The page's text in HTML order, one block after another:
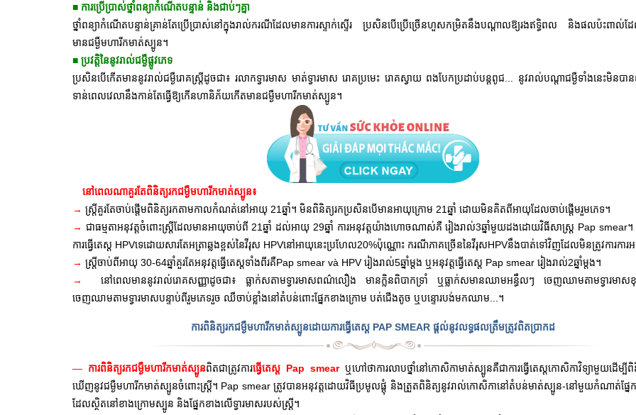
■ ការប្រើប្រាស់ថ្នាំពន្យាកំណើតបន្ទាន់ និងជាប់ៗគ្នា
ថ្នាំពន្យាកំណើតបន្ទាន់គ្រាន់តែប្រើប្រាស់នៅក្នុងរាល់ករណីដែលមានការស្ទាក់ស្ទើរ ប្រសិនបើប្រើច្រើនហួសកម្រិតនឹងបណ្តាលឱ្យរងឥទ្ធិពល និងផលប៉ះពាល់ដ
មានជម្ងឺមហារីកមាត់ស្បូន។
■ ប្រវត្តិនៃនូវរាល់ជម្ងឺផ្លូវភេទ
ប្រសិនបើកើតមាននូវរាល់ជម្ងឺរោគស្រ្តីដូចជា៖ រលាកទ្វារមាស មាត់ទ្វារមាស រោគប្រមេះ រោគស្វាយ ពងបែកប្រដាប់បន្តពូជ... នូវរាល់បណ្តាជម្ងឺទាំងនេះមិនបាន
ទាន់ពេលវេលានឹងកាន់តែធ្វើឱ្យកើនហានិភ័យកើតមានជម្ងឺមហារីកមាត់ស្បូន។
នៅពេលណាគួរតែពិនិត្យរកជម្ងឺមហារីកមាត់ស្បូន៖
→ ស្រ្តីគួរតែចាប់ផ្តើមពិនិត្យរកតាមកាលកំណត់នៅអាយុ 21ឆ្នាំ។ មិនពិនិត្យរកប្រសិនបើមានអាយុក្រោម 21ឆ្នាំ ដោយមិនគិតពីអាយុដែលចាប់ផ្តើមរួមភេទ។
→ ជាធម្មតាអនុវត្តចំពោះស្ត្រីដែលមានអាយុចាប់ពី 21ឆ្នាំ ដល់អាយុ 29ឆ្នាំ ការអនុវត្តយ៉ាងហោចណាស់គឺ រៀងរាល់3ឆ្នាំមួយដងដោយវិធីសាស្ត្រ Pap smear។
ការធ្វើតេស្ត HPVទេដោយសារតែអត្រាឆ្លងខ្ពស់នៃវីរុស HPVនៅអាយុនេះប្រហែល20%ប៉ុណ្ណោះ ករណីភាគច្រើននៃវីរុសHPVនឹងបាត់ទៅវិញដែលមិនត្រូវការការអ
→ ស្ត្រីចាប់ពីអាយុ 30-64ឆ្នាំគួរតែអនុវត្តធ្វើតេស្តទាំងពីរគឺPap smear và HPV រៀងរាល់5ឆ្នាំម្តង ឬអនុវត្តធ្វើតេស្ត Pap smear រៀងរាល់2ឆ្នាំម្តង។
→
នៅពេលមាននូវរាល់រោគសញ្ញាដូចជា៖ ធ្លាក់សតាមទ្វារមាសពណ៌លឿង មានក្លិនពិបាកទ្រាំ ឬធ្លាក់សមានឈាមអន្ធឹលៗ ចេញឈាមតាមទ្វារមាស
ចេញឈាមតាមទ្វារមាសបន្ទាប់ពីរួមភេទរួច ឈឺចាប់ខ្លាំងនៅតំបន់ពោះផ្នែកខាងក្រោម បត់ជើងតូច ឬបន្ទោរបង់មកឈាម...។
ការពិនិត្យរកជម្ងឺមហារីកមាត់ស្បូនដោយការធ្វើតេស្ត PAP SMEAR ផ្តល់នូវលទ្ធផលត្រឹមត្រូវពិតប្រាកដ
— ការពិនិត្យរកជម្ងឺមហារីកមាត់ស្បូនពិតជាត្រូវការធ្វើតេស្ត Pap smearឬហៅថាការលាបថ្នាំនៅកោសិកាមាត់ស្បូនគឺជាការធ្វើតេស្តកោសិកាវិទ្យាមួយដើម្បី
ឃើញនូវជម្ងឺមហារីកមាត់ស្បូនចំពោះស្រ្តី។ Pap smear ត្រូវបានអនុវត្តដោយវិធីប្រមូលផ្តុំ និងត្រួតពិនិត្យនូវរាល់កោសិកានៅតំបន់មាត់ស្បូន-នៅមួយកំណាត់ផ្នែ
ដែលស្ថិតនៅខាងក្រោមស្បូន និងផ្នែកខាងលើទ្វារមាសរបស់ស្រ្តី។